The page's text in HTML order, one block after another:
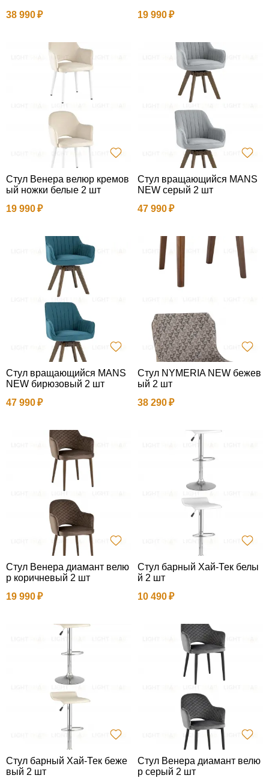
38 990
19 990
Стул Венера велюр кремов
ый ножки белые 2 шт
19 990
Стул вращающийся MANS
NEW серый 2 шт
47 990
Стул вращающийся MANS
NEW бирюзовый 2 шт
47 990
Стул NYMERIA NEW бежев
ый 2 шт
38 290
Стул Венера диамант велю
р коричневый 2 шт
19 990
Стул барный Хай-Тек белы
й 2 шт
10 490
Стул барный Хай-Тек беже
вый 2 шт
Стул Венера диамант велю
р серый 2 шт